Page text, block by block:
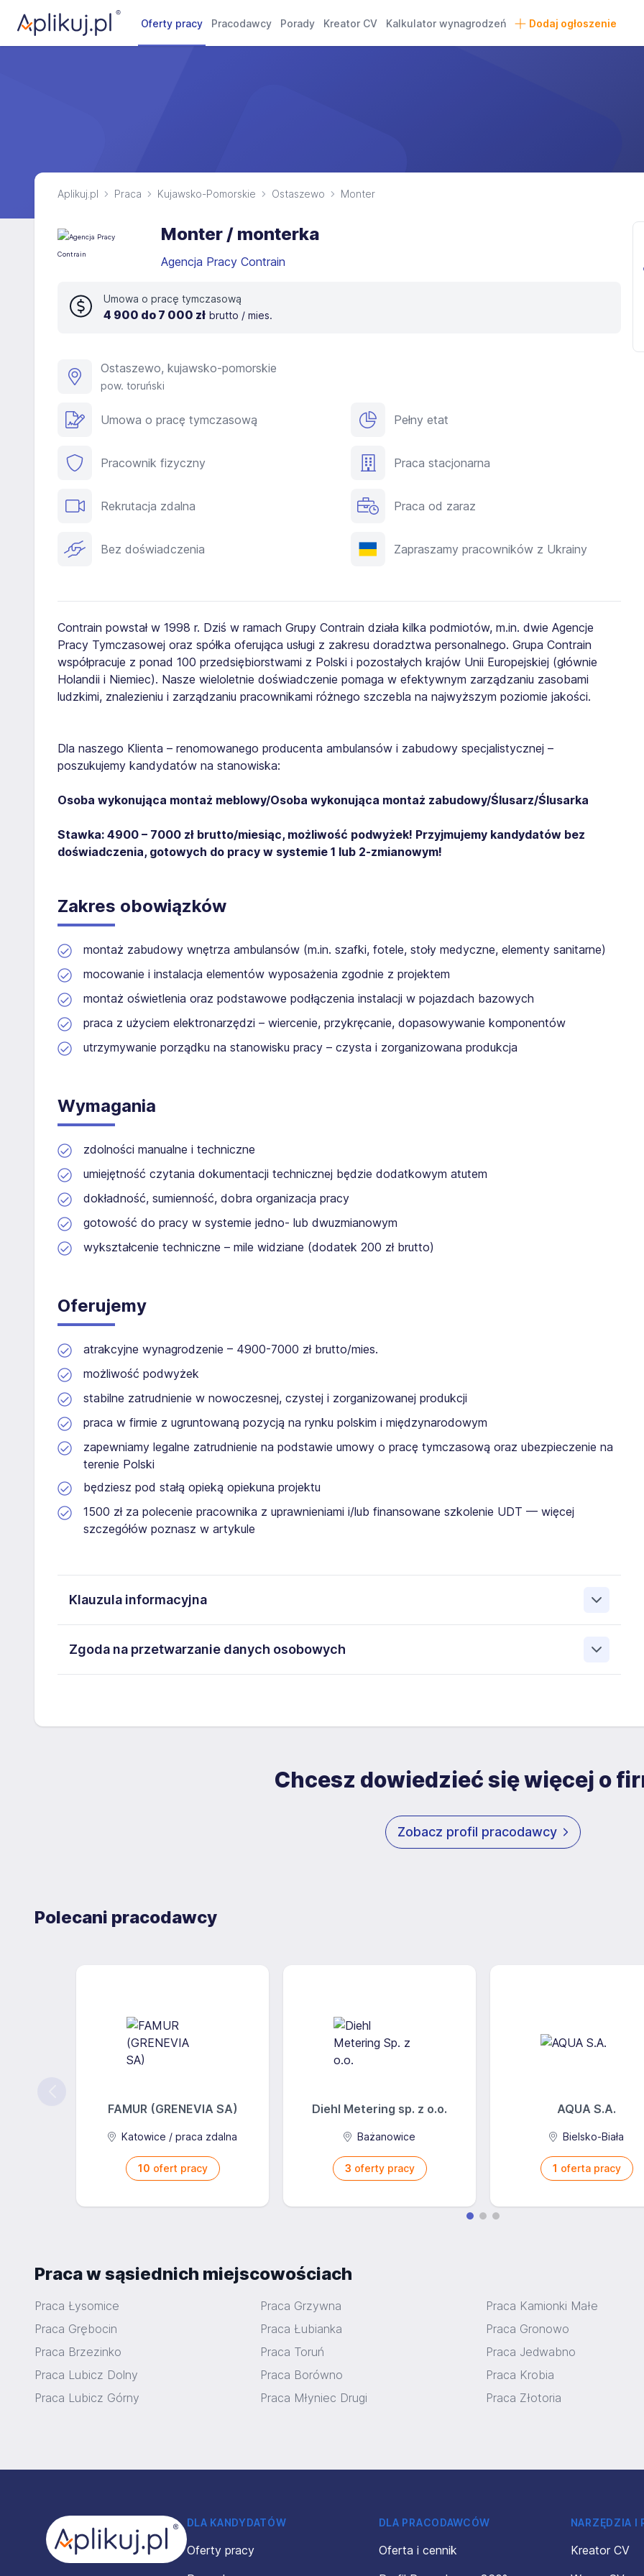
Oferty pracy Pracodawcy Porady Kreator CV Kalkulator wynagrodzeń Dodaj ogłoszenie
Aplikuj.pl Praca Kujawsko-Pomorskie Ostaszewo Monter
Monter / monterka
Agencja Pracy Contrain
Umowa o pracę tymczasową
4 900 do 7 000 zł brutto / mies.
Ostaszewo, kujawsko-pomorskie
pow. toruński
Umowa o pracę tymczasową Pełny etat
Pracownik fizyczny Praca stacjonarna
Rekrutacja zdalna Praca od zaraz
Bez doświadczenia Zapraszamy pracowników z Ukrainy
Contrain powstał w 1998 r. Dziś w ramach Grupy Contrain działa kilka podmiotów, m.in. dwie Agencje
Pracy Tymczasowej oraz spółka oferująca usługi z zakresu doradztwa personalnego. Grupa Contrain
współpracuje z ponad 100 przedsiębiorstwami z Polski i pozostałych krajów Unii Europejskiej (głównie
Holandii i Niemiec). Nasze wieloletnie doświadczenie pomaga w efektywnym zarządzaniu zasobami
ludzkimi, znalezieniu i zarządzaniu pracownikami różnego szczebla na najwyższym poziomie jakości.
Dla naszego Klienta – renomowanego producenta ambulansów i zabudowy specjalistycznej –
poszukujemy kandydatów na stanowiska:
Osoba wykonująca montaż meblowy/Osoba wykonująca montaż zabudowy/Ślusarz/Ślusarka
Stawka: 4900 – 7000 zł brutto/miesiąc, możliwość podwyżek! Przyjmujemy kandydatów bez
doświadczenia, gotowych do pracy w systemie 1 lub 2-zmianowym!
Zakres obowiązków
montaż zabudowy wnętrza ambulansów (m.in. szafki, fotele, stoły medyczne, elementy sanitarne)
mocowanie i instalacja elementów wyposażenia zgodnie z projektem
montaż oświetlenia oraz podstawowe podłączenia instalacji w pojazdach bazowych
praca z użyciem elektronarzędzi – wiercenie, przykręcanie, dopasowywanie komponentów
utrzymywanie porządku na stanowisku pracy – czysta i zorganizowana produkcja
Wymagania
zdolności manualne i techniczne
umiejętność czytania dokumentacji technicznej będzie dodatkowym atutem
dokładność, sumienność, dobra organizacja pracy
gotowość do pracy w systemie jedno- lub dwuzmianowym
wykształcenie techniczne – mile widziane (dodatek 200 zł brutto)
Oferujemy
atrakcyjne wynagrodzenie – 4900-7000 zł brutto/mies.
możliwość podwyżek
stabilne zatrudnienie w nowoczesnej, czystej i zorganizowanej produkcji
praca w firmie z ugruntowaną pozycją na rynku polskim i międzynarodowym
zapewniamy legalne zatrudnienie na podstawie umowy o pracę tymczasową oraz ubezpieczenie na
terenie Polski
będziesz pod stałą opieką opiekuna projektu
1500 zł za polecenie pracownika z uprawnieniami i/lub finansowane szkolenie UDT — więcej
szczegółów poznasz w artykule
Klauzula informacyjna
Europejskiego i Rady 2016/679 z dnia 27.04.2016 r. (dalej: RODO).
Administrator danych powołał Inspektora Ochrony Danych, kontakt do inspektora ochrony danych: adres
Urzędu Ochrony Danych Osobowych na niezgodne z prawem przetwarzanie danych osobowych
Zgoda na przetwarzanie danych osobowych
potrzeby bieżącej rekrutacji. Zgoda jest dobrowolna i może być w każdym czasie wycofana. Dodatkowo
aplikacyjnych (w tym wizerunku), na potrzeby przyszłych rekrutacji przez okres 12 miesięcy. Zgoda jest
dobrowolna i może być w każdym czasie wycofana.Chcesz dowiedzieć się więcej o
Zobacz profil pracodawcy
Polecani pracodawcy
FAMUR (GRENEVIA SA)
Katowice / praca zdalna
10 ofert pracy
Diehl Metering sp. z o.o.
Bażanowice
3 oferty pracy
AQUA S.A.
Bielsko-Biała
1 oferta pracy
Praca w sąsiednich miejscowościach
Praca Łysomice Praca Grzywna Praca Kamionki Małe
Praca Grębocin
Praca Łubianka Praca Gronowo
Praca Brzezinko
Praca Toruń Praca Jedwabno
Praca Lubicz Dolny
Praca Borówno Praca Krobia
Praca Lubicz Górny
Praca Młyniec Drugi Praca Złotoria
DLA KANDYDATÓW
Oferty pracy
DLA PRACODAWCÓW
Oferta i cennik
NARZĘDZIA I
Kreator CV